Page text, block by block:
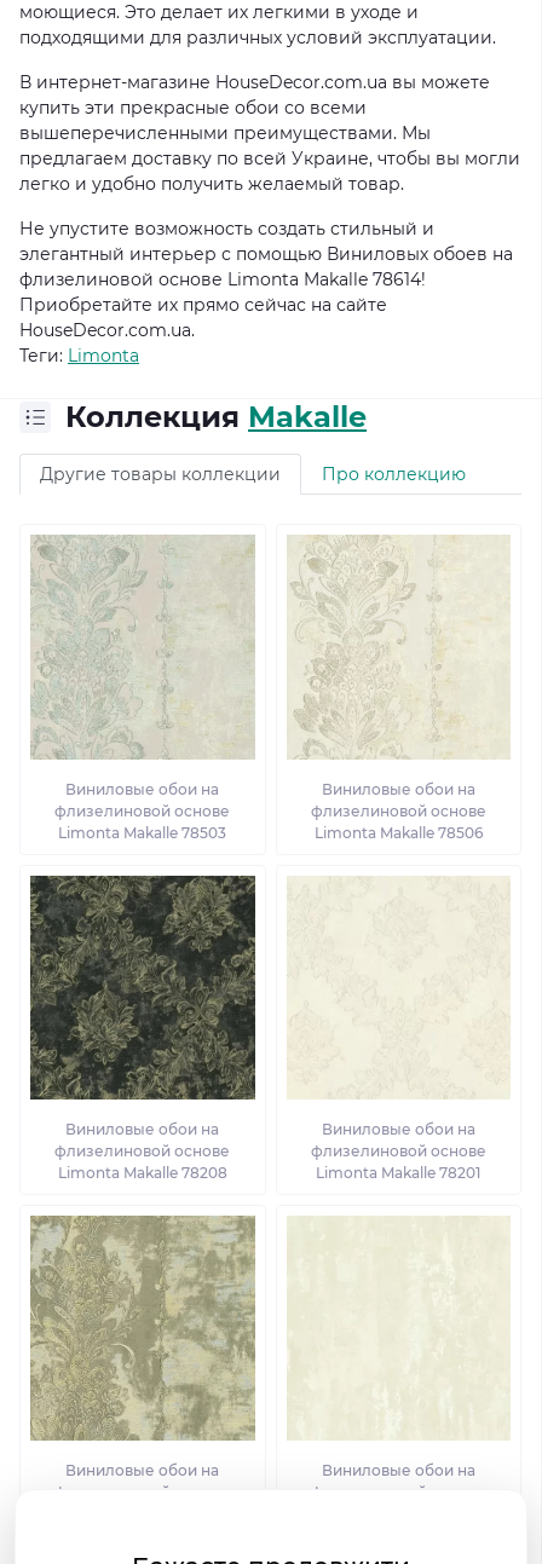
моющиеся. Это делает их легкими в уходе и
подходящими для различных условий эксплуатации.
В интернет-магазине HouseDecor.com.ua вы можете
купить эти прекрасные обои со всеми
вышеперечисленными преимуществами. Мы
предлагаем доставку по всей Украине, чтобы вы могли
легко и удобно получить желаемый товар.
Не упустите возможность создать стильный и
элегантный интерьер с помощью Виниловых обоев на
флизелиновой основе Limonta Makalle 78614!
Приобретайте их прямо сейчас на сайте
HouseDecor.com.ua.
Теги: Limonta
Коллекция Makalle
Другие товары коллекции Про коллекцию
Виниловые обои на
флизелиновой основе
Limonta Makalle 78503
Виниловые обои на
флизелиновой основе
Limonta Makalle 78506
Виниловые обои на
флизелиновой основе
Limonta Makalle 78208
Виниловые обои на
флизелиновой основе
Limonta Makalle 78201
Виниловые обои на
флизелиновой основе
Виниловые обои на
флизелиновой основе